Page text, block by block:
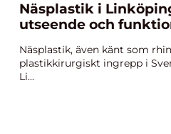
Näsplastik i
utseende och
Näsplastik, även känt som
plastikkirurgiskt ingrepp i
Li...